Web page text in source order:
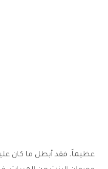
عظيماً، فقد أبطل ما كان